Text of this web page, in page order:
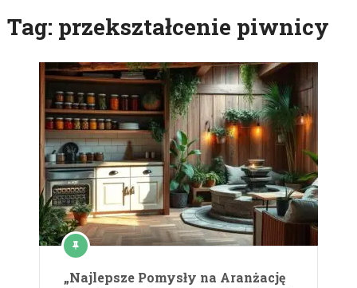
Tag: przekształcenie piwnicy
„Najlepsze Pomysły na Aranżację